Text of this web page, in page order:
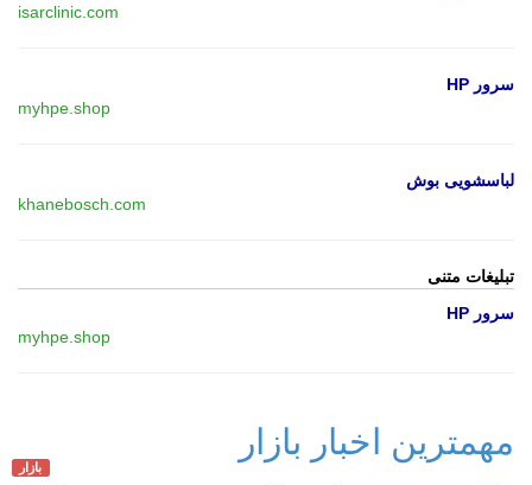
isarclinic.com
سرور HP
myhpe.shop
لباسشویی بوش
khanebosch.com
تبلیغات متنی
سرور HP
myhpe.shop
مهمترین اخبار بازار
بازار